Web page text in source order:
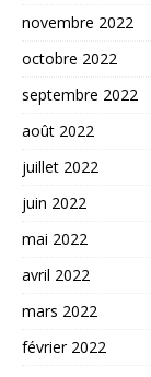
novembre 2022
octobre 2022
septembre 2022
août 2022
juillet 2022
juin 2022
mai 2022
avril 2022
mars 2022
février 2022